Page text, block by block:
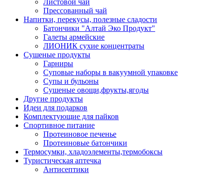
Листовой чай
Прессованный чай
Напитки, перекусы, полезные сладости
Батончики "Алтай Эко Продукт"
Галеты армейские
ЛИОНИК сухие концентраты
Сушеные продукты
Гарниры
Суповые наборы в вакуумной упаковке
Супы и бульоны
Сушеные овощи,фрукты,ягоды
Другие продукты
Идеи для подарков
Комплектующие для пайков
Спортивное питание
Протеиновое печенье
Протеиновые батончики
Термосумки, хладоэлементы,термобоксы
Туристическая аптечка
Антисептики